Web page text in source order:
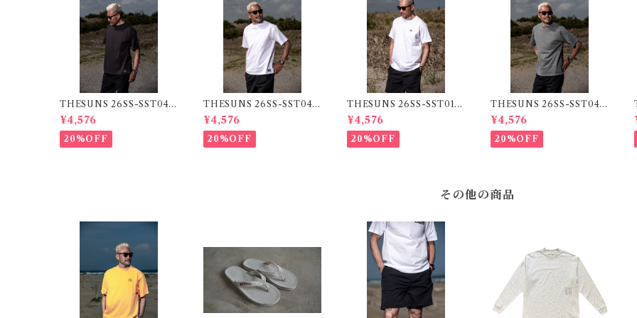
THESUNS 26SS-SST04 S
UMI
¥4,576
20%OFF
THESUNS 26SS-SST04
WHITE
¥4,576
20%OFF
THESUNS 26SS-SST01
WT/BK
¥4,576
20%OFF
THESUNS 26SS-SST04 S
GRN
¥4,576
20%OFF
その他の商品